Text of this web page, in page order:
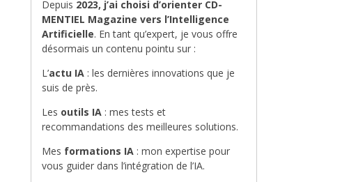
LE MIX DU MOIS
Depuis 2023, j’ai choisi d’orienter CD-
MENTIEL Magazine vers l’Intelligence
Artificielle. En tant qu’expert, je vous offre
désormais un contenu pointu sur :
L’actu IA : les dernières innovations que je
suis de près.
Les outils IA : mes tests et
recommandations des meilleures solutions.
Mes formations IA : mon expertise pour
vous guider dans l’intégration de l’IA.